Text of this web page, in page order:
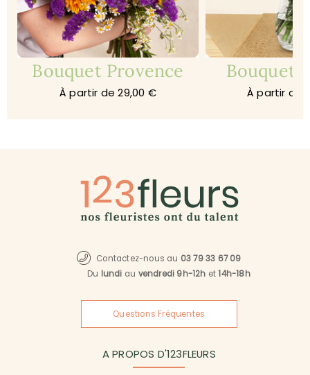
Bouquet Provence
À partir de 29,00 €
Bouquet
À partir de
Contactez-nous au 03 79 33 67 09
Du lundi au vendredi 9h-12h et14h-18h
Questions Fréquentes
A PROPOS D'123FLEURS